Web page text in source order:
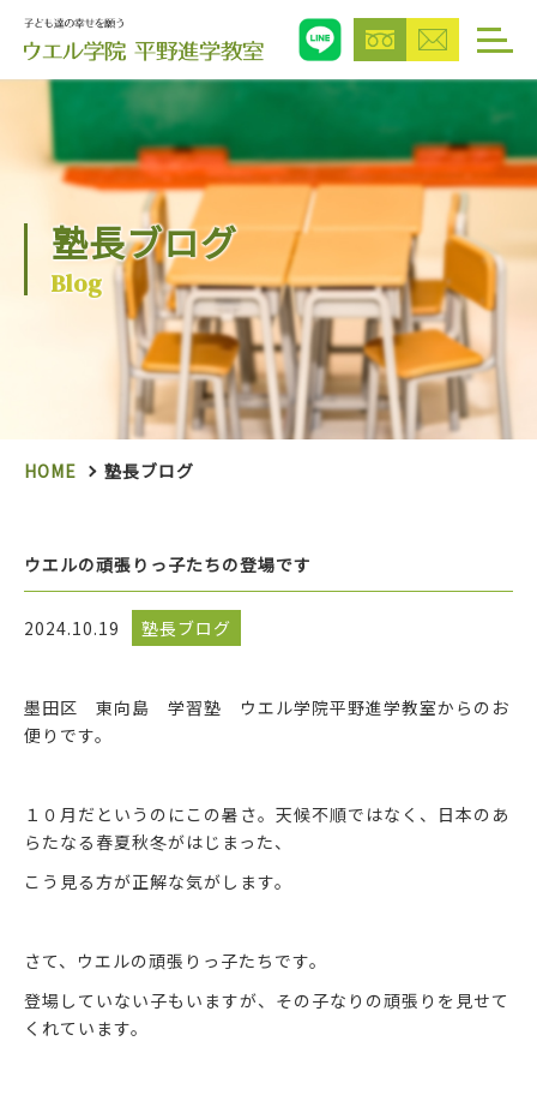
塾長ブログ
Blog
HOME 塾長ブログ
ウエルの頑張りっ子たちの登場です
2024.10.19 塾長ブログ
墨田区 東向島 学習塾 ウエル学院平野進学教室からのお
便りです。
１０月だというのにこの暑さ。天候不順ではなく、日本のあ
らたなる春夏秋冬がはじまった、
こう見る方が正解な気がします。
さて、ウエルの頑張りっ子たちです。
登場していない子もいますが、その子なりの頑張りを見せて
くれています。